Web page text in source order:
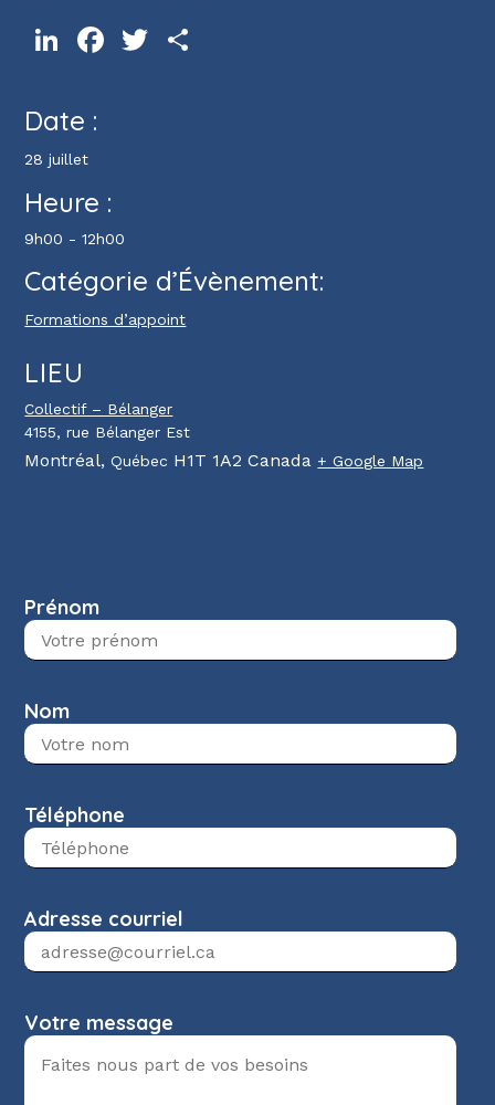
LinkedInFacebookTwitter
Date :
28 juillet
Heure :
9h00 - 12h00
Catégorie d’Évènement:
Formations d’appoint
LIEU
Collectif – Bélanger
4155, rue Bélanger Est
Montréal, Québec H1T 1A2 Canada + Google Map
Prénom
Nom
Téléphone
Adresse courriel
Votre message